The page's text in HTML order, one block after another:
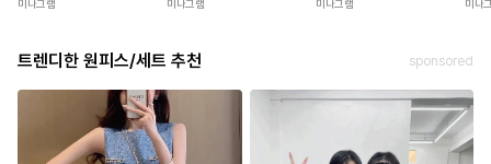
미나그램 미나그램 미나그램 미나
트렌디한 원피스/세트 추천 sponsored